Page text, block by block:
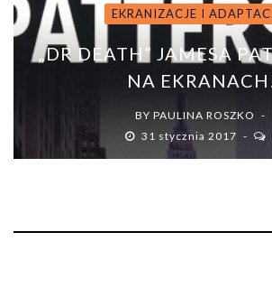
EKRANIZACJE I
„DR DEATH” JAMESA
NA
BY PAULINA ROSZKO
31 stycznia 2017